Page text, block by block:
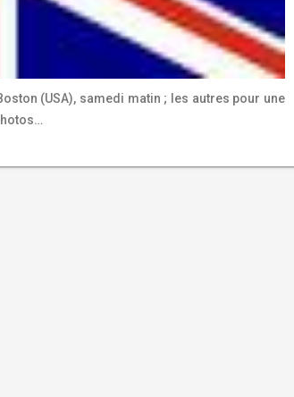
(USA), samedi matin ; les autres pour une